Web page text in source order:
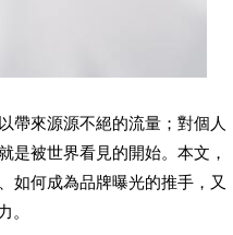
帶來源源不絕的流量；對個人
是被世界看見的開始。本文，
如何成為品牌曝光的推手，又
。